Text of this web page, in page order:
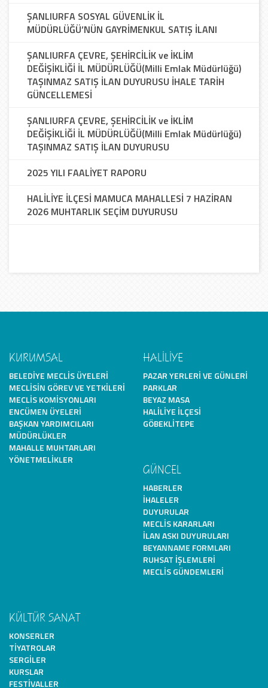
ŞANLIURFA SOSYAL GÜVENLİK İL
MÜDÜRLÜĞÜ’NÜN GAYRİMENKUL SATIŞ İLANI
ŞANLIURFA ÇEVRE, ŞEHİRCİLİK ve İKLİM
DEĞİŞİKLİĞİ İL MÜDÜRLÜĞÜ(Milli Emlak Müdürlüğü)
TAŞINMAZ SATIŞ İLAN DUYURUSU İHALE TARİH
GÜNCELLEMESİ
ŞANLIURFA ÇEVRE, ŞEHİRCİLİK ve İKLİM
DEĞİŞİKLİĞİ İL MÜDÜRLÜĞÜ(Milli Emlak Müdürlüğü)
TAŞINMAZ SATIŞ İLAN DUYURUSU
2025 YILI FAALİYET RAPORU
HALİLİYE İLÇESİ MAMUCA MAHALLESİ 7 HAZİRAN
2026 MUHTARLIK SEÇİM DUYURUSU
KURUMSAL
BELEDIYE MECLIS ÜYELERI
MECLISIN GÖREV VE YETKILERI
MECLIS KOMISYONLARI
ENCÜMEN ÜYELERI
BAŞKAN YARDIMCILARI
MÜDÜRLÜKLER
MAHALLE MUHTARLARI
YÖNETMELIKLER
HALİLİYE
PAZAR YERLERI VE GÜNLERI
PARKLAR
BEYAZ MASA
HALILIYE İLÇESI
GÖBEKLITEPE
GÜNCEL
HABERLER
İHALELER
DUYURULAR
MECLIS KARARLARI
İLAN ASKI DUYURULARI
BEYANNAME FORMLARI
RUHSAT İŞLEMLERI
MECLIS GÜNDEMLERI
KÜLTÜR SANAT
KONSERLER
TIYATROLAR
SERGILER
KURSLAR
FESTIVALLER